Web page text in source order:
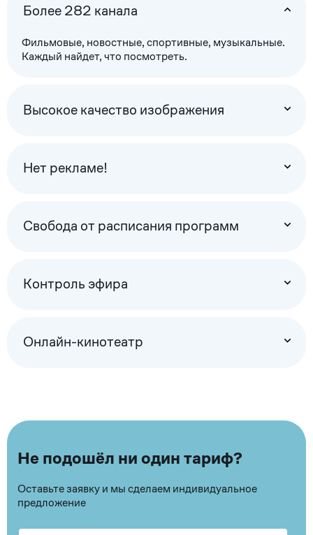
Более 282 канала
Фильмовые, новостные, спортивные, музыкальные.
Каждый найдет, что посмотреть.
Высокое качество изображения
Нет рекламе!
Свобода от расписания программ
Контроль эфира
Онлайн-кинотеатр
Не подошёл ни один тариф?
Оставьте заявку и мы сделаем индивидуальное
предложение